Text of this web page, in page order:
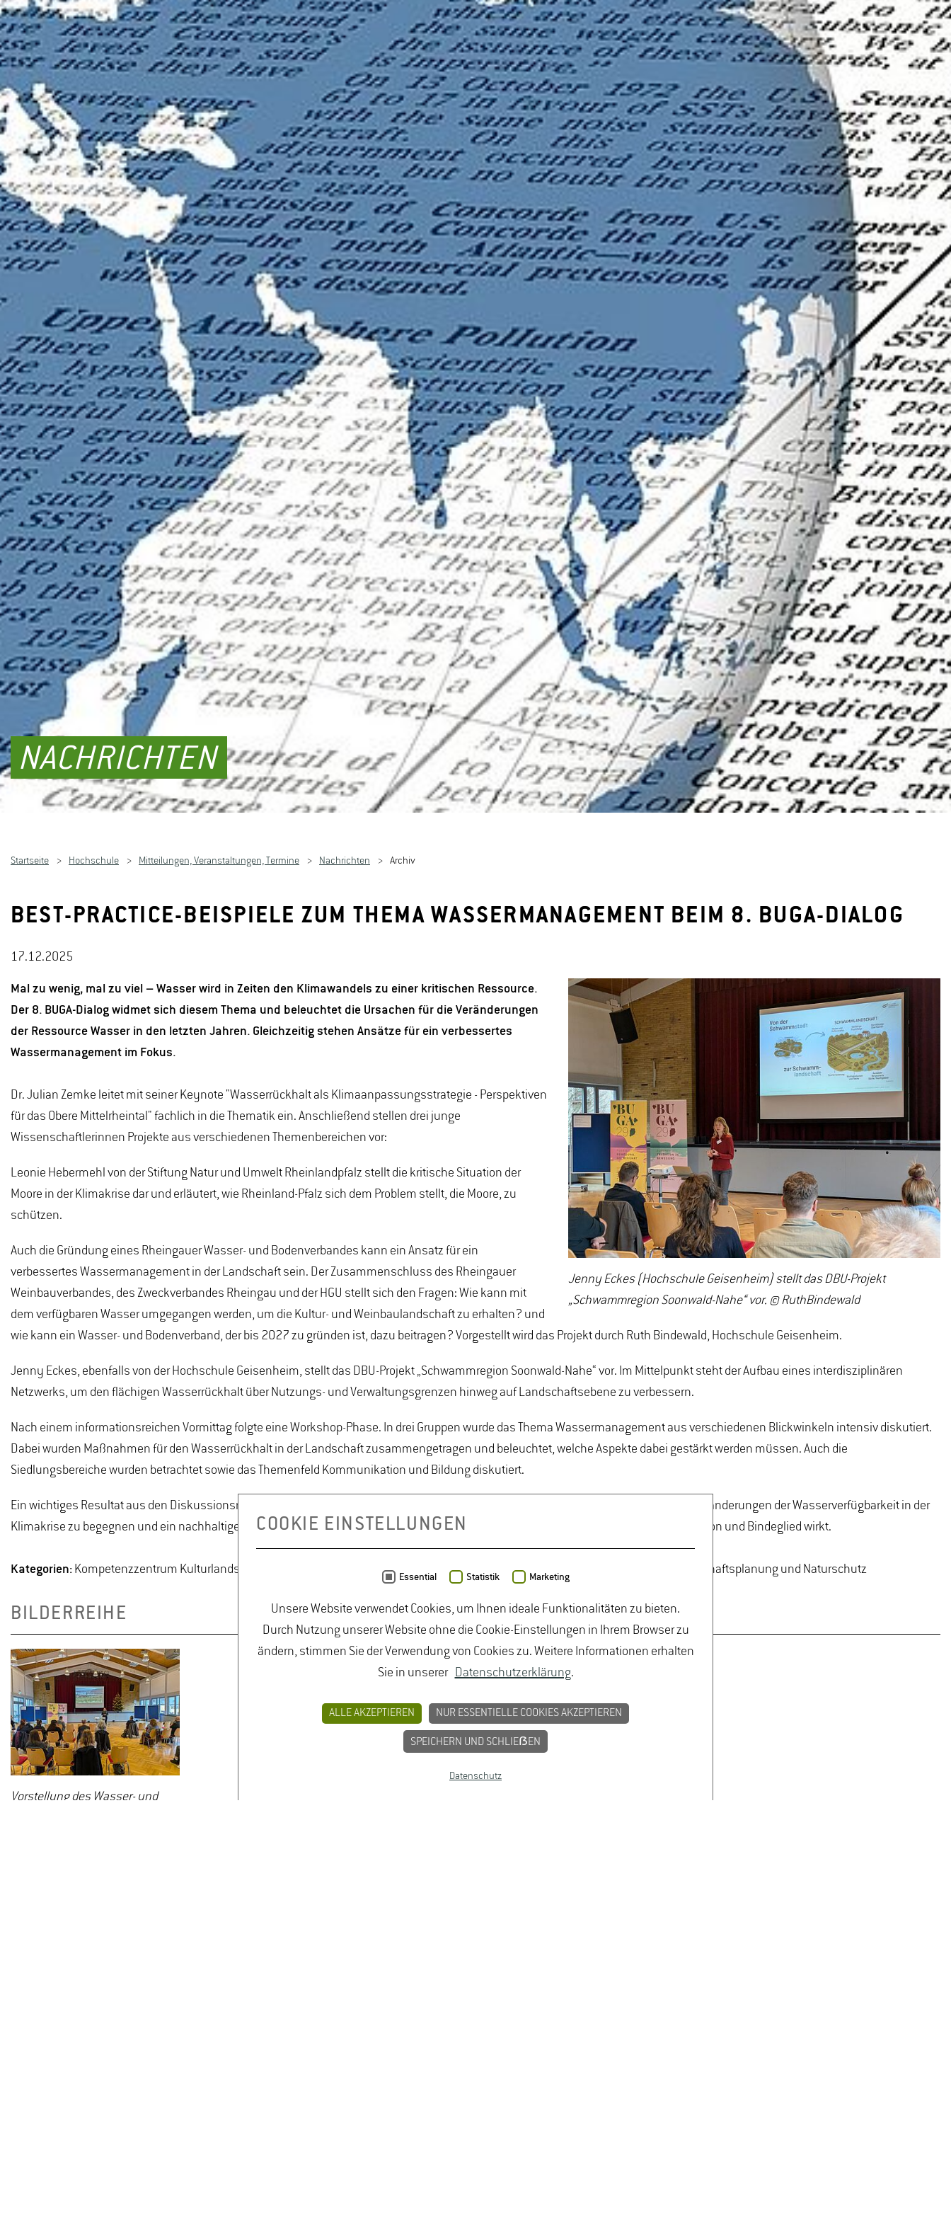
NACHRICHTEN
Startseite Hochschule Mitteilungen, Veranstaltungen, Termine Nachrichten Archiv
BEST-PRACTICE-BEISPIELE ZUM THEMA WASSERMANAGEMENT BEIM 8. BUGA-DIALOG
17.12.2025
Jenny Eckes (Hochschule Geisenheim) stellt das DBU-Projekt
„Schwammregion Soonwald-Nahe“ vor. © RuthBindewald
Mal zu wenig, mal zu viel – Wasser wird in Zeiten den Klimawandels zu einer kritischen Ressource.
Der 8. BUGA-Dialog widmet sich diesem Thema und beleuchtet die Ursachen für die Veränderungen
der Ressource Wasser in den letzten Jahren. Gleichzeitig stehen Ansätze für ein verbessertes
Wassermanagement im Fokus.
Dr. Julian Zemke leitet mit seiner Keynote "Wasserrückhalt als Klimaanpassungsstrategie - Perspektiven
für das Obere Mittelrheintal" fachlich in die Thematik ein. Anschließend stellen drei junge
Wissenschaftlerinnen Projekte aus verschiedenen Themenbereichen vor:
Leonie Hebermehl von der Stiftung Natur und Umwelt Rheinlandpfalz stellt die kritische Situation der
Moore in der Klimakrise dar und erläutert, wie Rheinland-Pfalz sich dem Problem stellt, die Moore, zu
schützen.
Auch die Gründung eines Rheingauer Wasser- und Bodenverbandes kann ein Ansatz für ein
verbessertes Wassermanagement in der Landschaft sein. Der Zusammenschluss des Rheingauer
Weinbauverbandes, des Zweckverbandes Rheingau und der HGU stellt sich den Fragen: Wie kann mit
dem verfügbaren Wasser umgegangen werden, um die Kultur- und Weinbaulandschaft zu erhalten? und
wie kann ein Wasser- und Bodenverband, der bis 2027 zu gründen ist, dazu beitragen? Vorgestellt wird das Projekt durch Ruth Bindewald, Hochschule Geisenheim.
Jenny Eckes, ebenfalls von der Hochschule Geisenheim, stellt das DBU-Projekt „Schwammregion Soonwald-Nahe“ vor. Im Mittelpunkt steht der Aufbau eines interdisziplinären
Netzwerks, um den flächigen Wasserrückhalt über Nutzungs- und Verwaltungsgrenzen hinweg auf Landschaftsebene zu verbessern.
Nach einem informationsreichen Vormittag folgte eine Workshop-Phase. In drei Gruppen wurde das Thema Wassermanagement aus verschiedenen Blickwinkeln intensiv diskutiert.
Dabei wurden Maßnahmen für den Wasserrückhalt in der Landschaft zusammengetragen und beleuchtet, welche Aspekte dabei gestärkt werden müssen. Auch die
Siedlungsbereiche wurden betrachtet sowie das Themenfeld Kommunikation und Bildung diskutiert.
Ein wichtiges Resultat aus den Diskussionsrunden war: Wir brauchen eine gute Kommunikation und enge Zusammenarbeit, um den Veränderungen der Wasserverfügbarkeit in der
Klimakrise zu begegnen und ein nachhaltiges Wassermanagement zu erreichen. Hilfreich wäre eine zentrale Stelle, die als Ansprechperson und Bindeglied wirkt.
Kategorien: Kompetenzzentrum Kulturlandschaft, BUGA 2029, Landschaftsarchitektur (M.Sc.), Landschaftsarchitektur (B.Eng.), Landschaftsplanung und Naturschutz
BILDERREIHE
Vorstellung des Wasser- und
COOKIE EINSTELLUNGEN
Essential Statistik Marketing
Unsere Website verwendet Cookies, um Ihnen ideale Funktionalitäten zu bieten.
Durch Nutzung unserer Website ohne die Cookie-Einstellungen in Ihrem Browser zu
ändern, stimmen Sie der Verwendung von Cookies zu. Weitere Informationen erhalten
Sie in unserer Datenschutzerklärung.
ALLE AKZEPTIEREN NUR ESSENTIELLE COOKIES AKZEPTIEREN
SPEICHERN UND SCHLIEẞEN
Datenschutz